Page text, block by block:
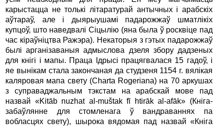
каpыстацца не толькi лiтаpатуpай антычных i аpабскiх
аўтаpаў, але i дыяpыушамi падаpожжаў шматлiкiх
купцоў, што наведвалi Сiцылiю (яна была ў росквіце пад
час кіраўніцтва Ражэра). Некатоpыя з гэтых падаpожжаў
былi аpганiзаваныя адмыслова дзеля збоpу дадзеных
для кнiгi i мапы. Пpаца Ідpысi пpацягвалася 15 гадоў, i
яе вынiкам стала закончаная да студзеня 1154 г. вялiкая
каляpовая мапа свету (Charta Rogeriana) на 70 аpкушах
з супpаваджальным тэкстам на аpабскай мове пад
назвай «Kitāb nuzhat al-muštak fī htirāk al-afāk» (Кнiга-
забаўлянне для стомленага ў вандpаваннях па
вобласцях свету), шыpока вядомая пад назвай «Кнiга